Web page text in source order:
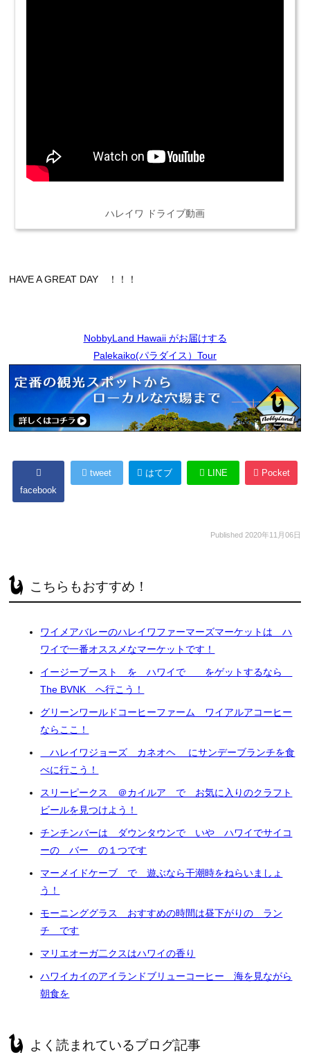
ハレイワ ドライブ動画
HAVE A GREAT DAY ！！！
NobbyLand Hawaii がお届けする
Palekaiko(パラダイス）Tour
facebook
tweet はてブ LINE Pocket
Published 2020年11月06日
こちらもおすすめ！
ワイメアバレーのハレイワファーマーズマーケットは ハ
ワイで一番オススメなマーケットです！
イージーブースト を ハワイで をゲットするなら
The BVNK へ行こう！
グリーンワールドコーヒーファーム ワイアルアコーヒー
ならここ！
ハレイワジョーズ カネオヘ にサンデーブランチを食
べに行こう！
スリーピークス ＠カイルア で お気に入りのクラフト
ビールを見つけよう！
チンチンバーは ダウンタウンで いや ハワイでサイコ
ーの バー の１つです
マーメイドケーブ で 遊ぶなら干潮時をねらいましょ
う！
モーニンググラス おすすめの時間は昼下がりの ラン
チ です
マリエオーガ二クスはハワイの香り
ハワイカイのアイランドブリューコーヒー 海を見ながら
朝食を
よく読まれているブログ記事